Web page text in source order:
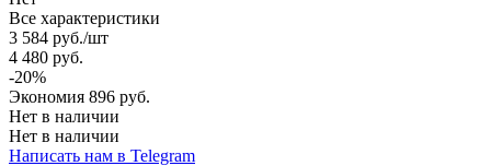
Все характеристики
3 584 руб./шт
4 480 руб.
-20%
Экономия 896 руб.
Нет в наличии
Нет в наличии
Написать нам в Telegram